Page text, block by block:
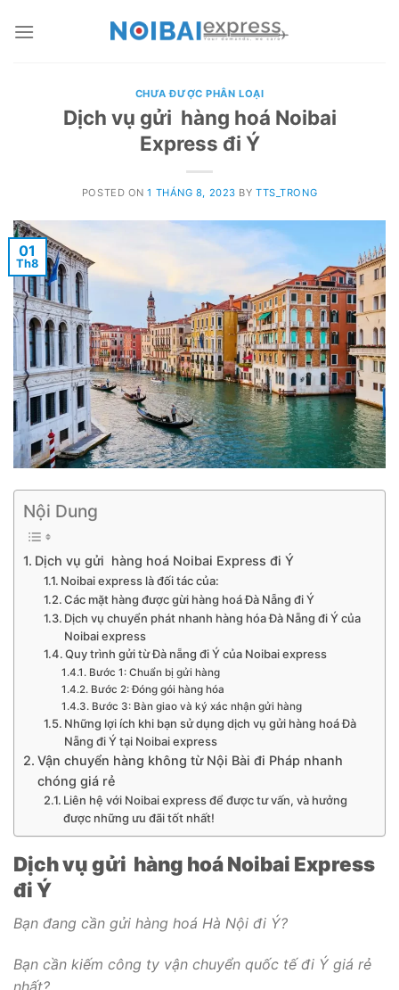
CHƯA ĐƯỢC PHÂN LOẠI
Dịch vụ gửi hàng hoá Noibai
Express đi Ý
POSTED ON1 THÁNG 8, 2023 BYTTS_TRONG
01
Th8
Nội Dung
Dịch vụ gửi hàng hoá Noibai Express đi Ý
Noibai express là đối tác của:
Các mặt hàng được gừi hàng hoá Đà Nẵng đi Ý
Dịch vụ chuyển phát nhanh hàng hóa Đà Nẵng đi Ý của
Noibai express
Quy trình gửi từ Đà nẵng đi Ý của Noibai express
Bước 1: Chuẩn bị gửi hàng
Bước 2: Đóng gói hàng hóa
Bước 3: Bàn giao và ký xác nhận gửi hàng
Những lợi ích khi bạn sử dụng dịch vụ gửi hàng hoá Đà
Nẵng đi Ý tại Noibai express
Vận chuyển hàng không từ Nội Bài đi Pháp nhanh
chóng giá rẻ
Liên hệ với Noibai express để được tư vấn, và hưởng
được những ưu đãi tốt nhất!
Dịch vụ gửi hàng hoá Noibai Express
đi Ý
Bạn đang cần gửi hàng hoá Hà Nội đi Ý?
Bạn cần kiếm công ty vận chuyển quốc tế đi Ý giá rẻ